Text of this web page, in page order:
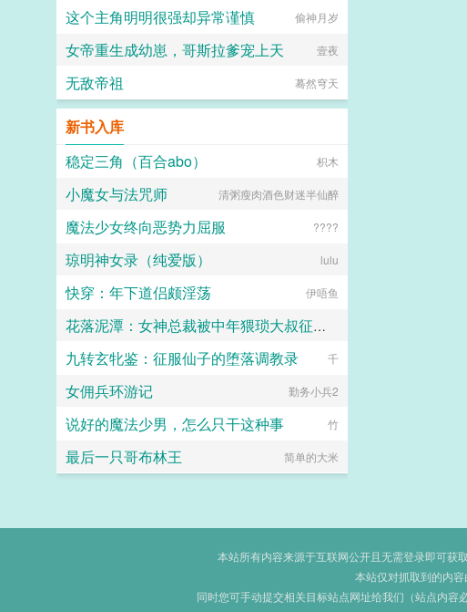
这个主角明明很强却异常谨慎 偷神月岁
女帝重生成幼崽，哥斯拉爹宠上天 壹夜
无敌帝祖 蓦然穹天
新书入库
稳定三角（百合abo）
枳木
小魔女与法咒师 清粥瘦肉酒色财迷半仙醉
魔法少女终向恶势力屈服 ????
琼明神女录（纯爱版） lulu
快穿：年下道侣颇淫荡 伊唔鱼
花落泥潭：女神总裁被中年猥琐大叔征服沦为母狗孕妻
暖海
九转玄牝鉴：征服仙子的堕落调教录 千
女佣兵环游记 勤务小兵2
说好的魔法少男，怎么只干这种事 竹
最后一只哥布林王 简单的大米
本站所有内容来源于互联网公开且无需登录即可获
本站仅对抓取到的内
同时您可手动提交相关目标站点网址给我们（站点内容